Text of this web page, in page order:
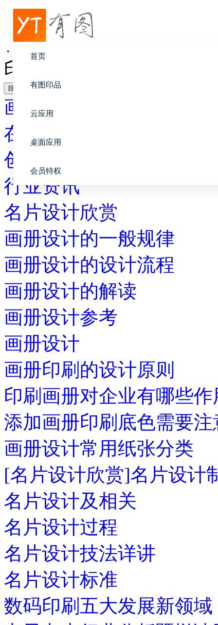
首页
有图印品
云应用
桌面应用
会员特权
帮助中心
行业资讯
印刷业电商：个性化定
目录
画册设计
在线印刷
创意设计
行业资讯
名片设计欣赏
画册设计的一般规律
画册设计的设计流程
画册设计的解读
画册设计参考
画册设计
画册印刷的设计原则
印刷画册对企业有哪些作
添加画册印刷底色需要
画册设计常用纸张分类
[名片设计欣赏]名片设计
名片设计及相关
名片设计过程
名片设计技法详讲
名片设计标准
数码印刷五大发展新领